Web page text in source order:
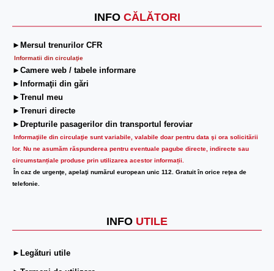
INFO CĂLĂTORI
►Mersul trenurilor CFR
Informatii din circulaţie
►Camere web / tabele informare
►Informaţii din gări
►Trenul meu
►Trenuri directe
►Drepturile pasagerilor din transportul feroviar
Informaţiile din circulaţie sunt variabile, valabile doar pentru data şi ora solicitării
lor. Nu ne asumăm răspunderea pentru eventuale pagube directe, indirecte sau
circumstanțiale produse prin utilizarea acestor informații.
În caz de urgenţe, apelaţi numărul european unic 112. Gratuit în orice reţea de
telefonie.
INFO UTILE
►Legături utile